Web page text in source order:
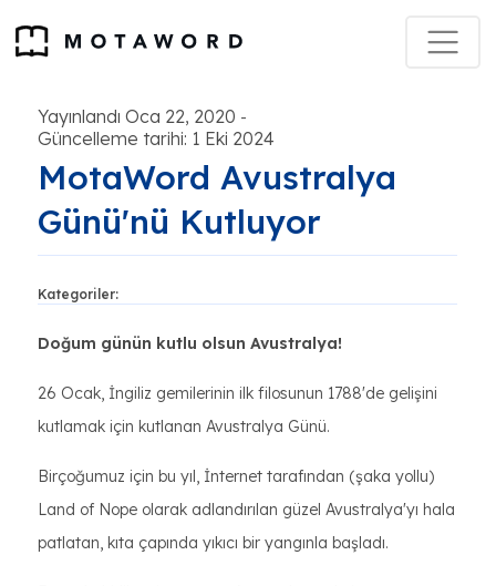
Yayınlandı Oca 22, 2020 -
Güncelleme tarihi: 1 Eki 2024
MotaWord Avustralya
Günü'nü Kutluyor
Kategoriler:
Doğum günün kutlu olsun Avustralya!
26 Ocak, İngiliz gemilerinin ilk filosunun 1788'de gelişini
kutlamak için kutlanan Avustralya Günü.
Birçoğumuz için bu yıl, İnternet tarafından (şaka yollu)
Land of Nope olarak adlandırılan güzel Avustralya'yı hala
patlatan, kıta çapında yıkıcı bir yangınla başladı.